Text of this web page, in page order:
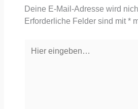
Deine E-Mail-Adresse wird
Erforderliche Felder sind mit*
eingeben…